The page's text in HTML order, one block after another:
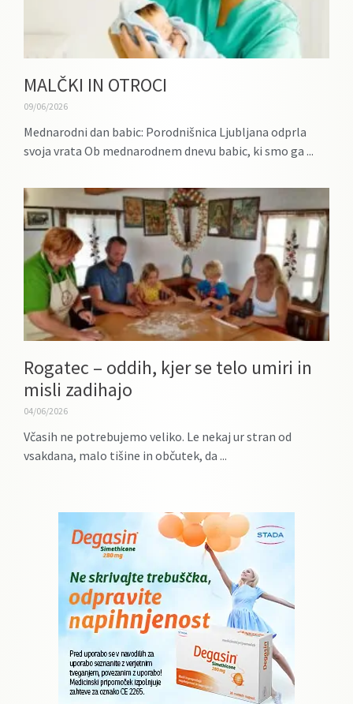
MALČKI IN OTROCI
09/06/2026
Mednarodni dan babic: Porodnišnica Ljubljana odprla
svoja vrata Ob mednarodnem dnevu babic, ki smo ga
Rogatec – oddih, kjer se telo umiri in
misli zadihajo
04/06/2026
Včasih ne potrebujemo veliko. Le nekaj ur stran od
vsakdana, malo tišine in občutek, da